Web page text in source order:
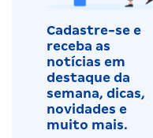
Cadastre-se e
receba as
notícias em
destaque da
semana, dicas,
novidades e
muito mais.